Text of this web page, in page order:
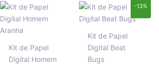
Kit de Papel
Digital Homem
-13%
Kit de Papel
Digital Beat
Bugs
O
preço
original
era:
R$ 14,90.
O
preço
atual
é:
R$ 12,90.